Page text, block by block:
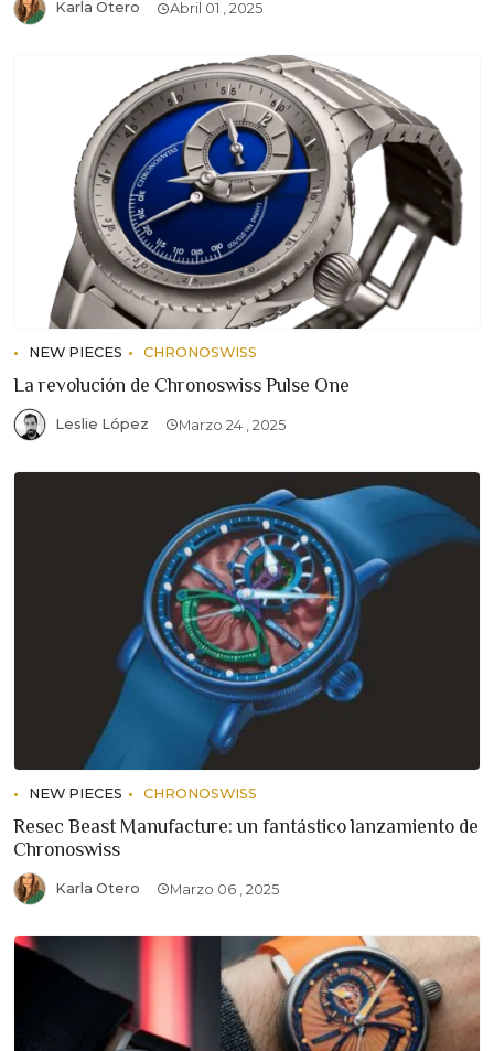
Karla Otero Abril 01 , 2025
NEW PIECES CHRONOSWISS
La revolución de Chronoswiss Pulse One
Leslie López Marzo 24 , 2025
NEW PIECES CHRONOSWISS
Resec Beast Manufacture: un fantástico lanzamiento de
Chronoswiss
Karla Otero Marzo 06 , 2025